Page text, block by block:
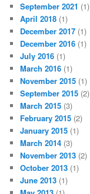
September 2021 (1)
April 2018 (1)
December 2017 (1)
December 2016 (1)
July 2016 (1)
March 2016 (1)
November 2015 (1)
September 2015 (2)
March 2015 (3)
February 2015 (2)
January 2015 (1)
March 2014 (3)
November 2013 (2)
October 2013 (1)
June 2013 (1)